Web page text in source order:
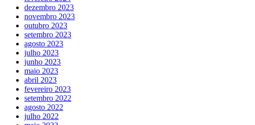
dezembro 2023
novembro 2023
outubro 2023
setembro 2023
agosto 2023
julho 2023
junho 2023
maio 2023
abril 2023
fevereiro 2023
setembro 2022
agosto 2022
julho 2022